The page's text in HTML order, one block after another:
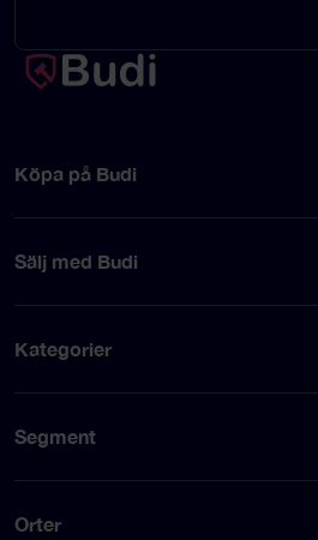
Köpa på Budi
Sälj med Budi
Kategorier
Segment
Orter